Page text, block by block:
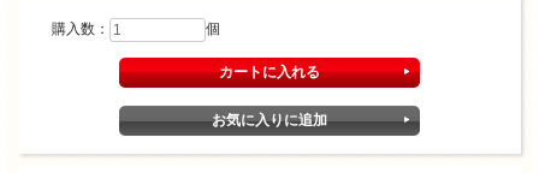
購入数： 個